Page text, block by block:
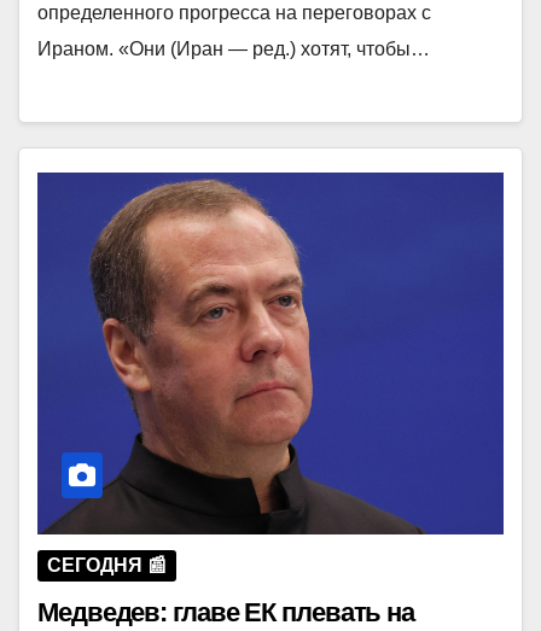
определенного прогресса на переговорах с
Ираном. «Они (Иран — ред.) хотят, чтобы…
СЕГОДНЯ 📰
Медведев: главе ЕК плевать на